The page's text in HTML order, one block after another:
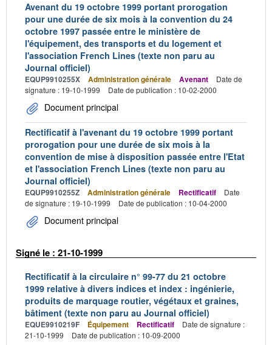
Avenant du 19 octobre 1999 portant prorogation
pour une durée de six mois à la convention du 24
octobre 1997 passée entre le ministère de
l'équipement, des transports et du logement et
l'association French Lines (texte non paru au
Journal officiel)
EQUP9910255X Administration générale Avenant
Date de
signature : 19-10-1999
Date de publication : 10-02-2000
Document principal
Rectificatif à l'avenant du 19 octobre 1999 portant
prorogation pour une durée de six mois à la
convention de mise à disposition passée entre l'Etat
et l'association French Lines (texte non paru au
Journal officiel)
EQUP9910255Z Administration générale Rectificatif
Date
de signature : 19-10-1999
Date de publication : 10-04-2000
Document principal
Signé le : 21-10-1999
Rectificatif à la circulaire n° 99-77 du 21 octobre
1999 relative à divers indices et index : ingénierie,
produits de marquage routier, végétaux et graines,
bâtiment (texte non paru au Journal officiel)
EQUE9910219F Équipement Rectificatif
Date de signature :
21-10-1999
Date de publication : 10-09-2000